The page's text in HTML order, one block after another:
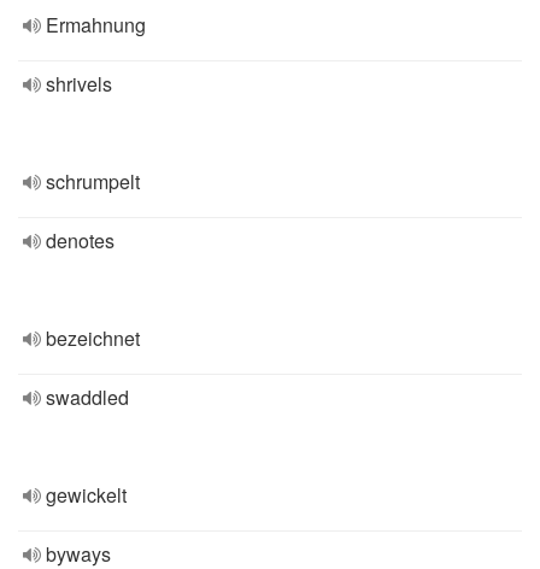
Ermahnung
shrivels
schrumpelt
denotes
bezeichnet
swaddled
gewickelt
byways